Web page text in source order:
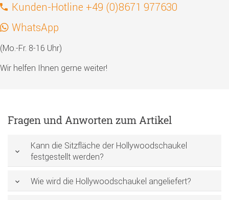
Kunden-Hotline +49 (0)8671 977630
WhatsApp
(Mo.-Fr. 8-16 Uhr)
Wir helfen Ihnen gerne weiter!
Fragen und Anworten zum Artikel
Kann die Sitzfläche der Hollywoodschaukel
festgestellt werden?
Wie wird die Hollywoodschaukel angeliefert?